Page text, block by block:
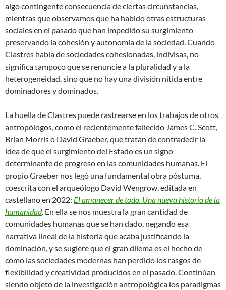
algo contingente consecuencia de ciertas circunstancias,
mientras que observamos que ha habido otras estructuras
sociales en el pasado que han impedido su surgimiento
preservando la cohesión y autonomía de la sociedad. Cuando
Clastres habla de sociedades cohesionadas, indivisas, no
significa tampoco que se renuncie a la pluralidad y a la
heterogeneidad, sino que no hay una división nítida entre
dominadores y dominados.
La huella de Clastres puede rastrearse en los trabajos de otros
antropólogos, como el recientemente fallecido James C. Scott,
Brian Morris o David Graeber, que tratan de contradecir la
idea de que el surgimiento del Estado es un signo
determinante de progreso en las comunidades humanas. El
propio Graeber nos legó una fundamental obra póstuma,
coescrita con el arqueólogo David Wengrow, editada en
castellano en 2022: El amanecer de todo. Una nueva historia de la
humanidad. En ella se nos muestra la gran cantidad de
comunidades humanas que se han dado, negando esa
narrativa lineal de la historia que acaba justificando la
dominación, y se sugiere que el gran dilema es el hecho de
cómo las sociedades modernas han perdido los rasgos de
flexibilidad y creatividad producidos en el pasado. Continúan
siendo objeto de la investigación antropológica los paradigmas